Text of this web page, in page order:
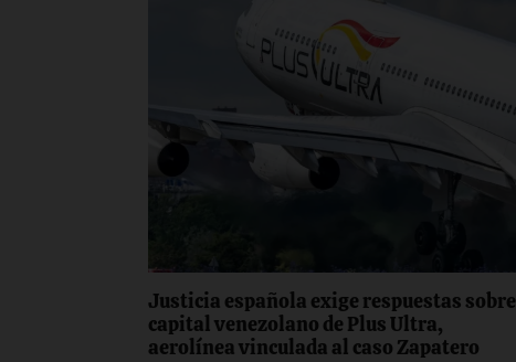
Justicia española exige respuestas sobre
capital venezolano de Plus Ultra,
aerolínea vinculada al caso Zapatero